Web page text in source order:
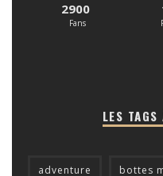
2900
Fans
LES TAGS
adventure bottes